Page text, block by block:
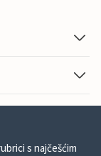
s najčešćim